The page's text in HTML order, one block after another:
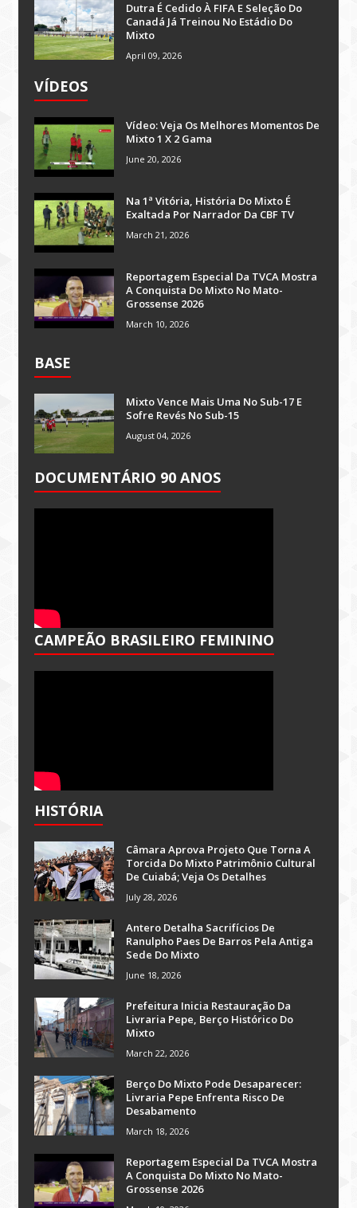
Dutra É Cedido À FIFA E Seleção Do
Canadá Já Treinou No Estádio Do
Mixto
April 09, 2026
VÍDEOS
Vídeo: Veja Os Melhores Momentos De
Mixto 1 X 2 Gama
June 20, 2026
Na 1ª Vitória, História Do Mixto É
Exaltada Por Narrador Da CBF TV
March 21, 2026
Reportagem Especial Da TVCA Mostra
A Conquista Do Mixto No Mato-
Grossense 2026
March 10, 2026
BASE
Mixto Vence Mais Uma No Sub-17 E
Sofre Revés No Sub-15
August 04, 2026
DOCUMENTÁRIO 90 ANOS
CAMPEÃO BRASILEIRO FEMININO
HISTÓRIA
Câmara Aprova Projeto Que Torna A
Torcida Do Mixto Patrimônio Cultural
De Cuiabá; Veja Os Detalhes
July 28, 2026
Antero Detalha Sacrifícios De
Ranulpho Paes De Barros Pela Antiga
Sede Do Mixto
June 18, 2026
Prefeitura Inicia Restauração Da
Livraria Pepe, Berço Histórico Do
Mixto
March 22, 2026
Berço Do Mixto Pode Desaparecer:
Livraria Pepe Enfrenta Risco De
Desabamento
March 18, 2026
Reportagem Especial Da TVCA Mostra
A Conquista Do Mixto No Mato-
Grossense 2026